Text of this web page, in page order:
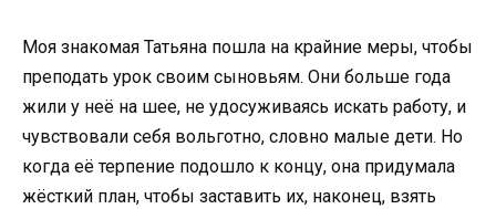
Моя знакомая Татьяна пошла на крайние меры, чтобы
преподать урок своим сыновьям. Они больше года
жили у неё на шее, не удосуживаясь искать работу, и
чувствовали себя вольготно, словно малые дети. Но
когда её терпение подошло к концу, она придумала
жёсткий план, чтобы заставить их, наконец, взять